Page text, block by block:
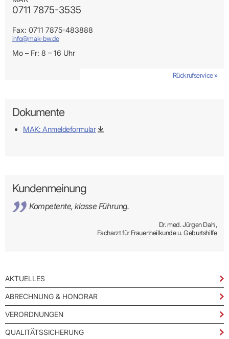
AKTUELLES
ABRECHNUNG & HONORAR
VERORDNUNGEN
QUALITÄTSSICHERUNG
0711 7875-3535
Fax: 0711 7875-483888
info@mak-bw.de
Mo – Fr: 8 – 16 Uhr
Rückrufservice »
Dokumente
MAK: Anmeldeformular
Kundenmeinung
Kompetente, klasse Führung.
Dr. med. Jürgen Dahl,
Facharzt für Frauenheilkunde u. Geburtshilfe